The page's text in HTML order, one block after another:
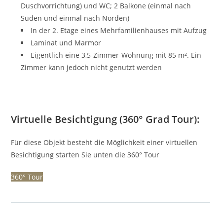
Duschvorrichtung) und WC; 2 Balkone (einmal nach
Süden und einmal nach Norden)
In der 2. Etage eines Mehrfamilienhauses mit Aufzug
Laminat und Marmor
Eigentlich eine 3,5-Zimmer-Wohnung mit 85 m². Ein
Zimmer kann jedoch nicht genutzt werden
Virtuelle Besichtigung (360° Grad Tour):
Für diese Objekt besteht die Möglichkeit einer virtuellen
Besichtigung starten Sie unten die 360° Tour
360° Tour